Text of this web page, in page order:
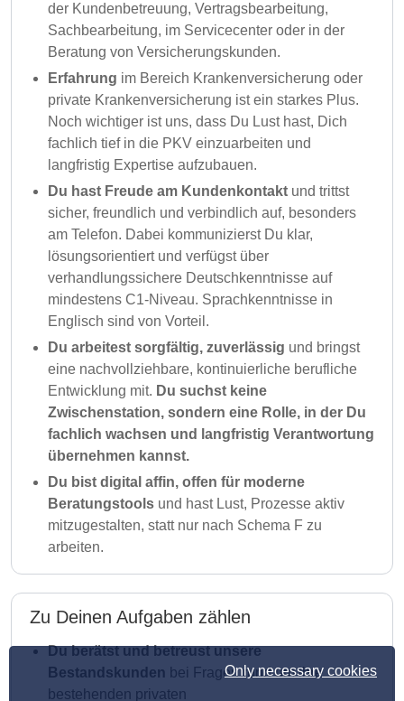
Only necessary cookies
der Kundenbetreuung, Vertragsbearbeitung,
Sachbearbeitung, im Servicecenter oder in der
Beratung von Versicherungskunden.
Erfahrung im Bereich Krankenversicherung oder
private Krankenversicherung ist ein starkes Plus.
Noch wichtiger ist uns, dass Du Lust hast, Dich
fachlich tief in die PKV einzuarbeiten und
langfristig Expertise aufzubauen.
Du hast Freude am Kundenkontakt und trittst
sicher, freundlich und verbindlich auf, besonders
am Telefon. Dabei kommunizierst Du klar,
lösungsorientiert und verfügst über
verhandlungssichere Deutschkenntnisse auf
mindestens C1-Niveau. Sprachkenntnisse in
Englisch sind von Vorteil.
Du arbeitest sorgfältig, zuverlässig und bringst
eine nachvollziehbare, kontinuierliche berufliche
Entwicklung mit. Du suchst keine
Zwischenstation, sondern eine Rolle, in der Du
fachlich wachsen und langfristig Verantwortung
übernehmen kannst.
Du bist digital affin, offen für moderne
Beratungstools und hast Lust, Prozesse aktiv
mitzugestalten, statt nur nach Schema F zu
arbeiten.
Zu Deinen Aufgaben zählen
Du berätst und betreust unsere
Bestandskunden bei Fragen rund um ihre
bestehenden privaten